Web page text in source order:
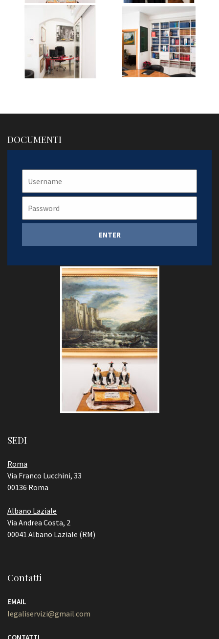
DOCUMENTI
SEDI
Roma
Via Franco Lucchini, 33
00136 Roma
Albano Laziale
Via Andrea Costa, 2
00041 Albano Laziale (RM)
Contatti
EMAIL
legaliservizi@gmail.com